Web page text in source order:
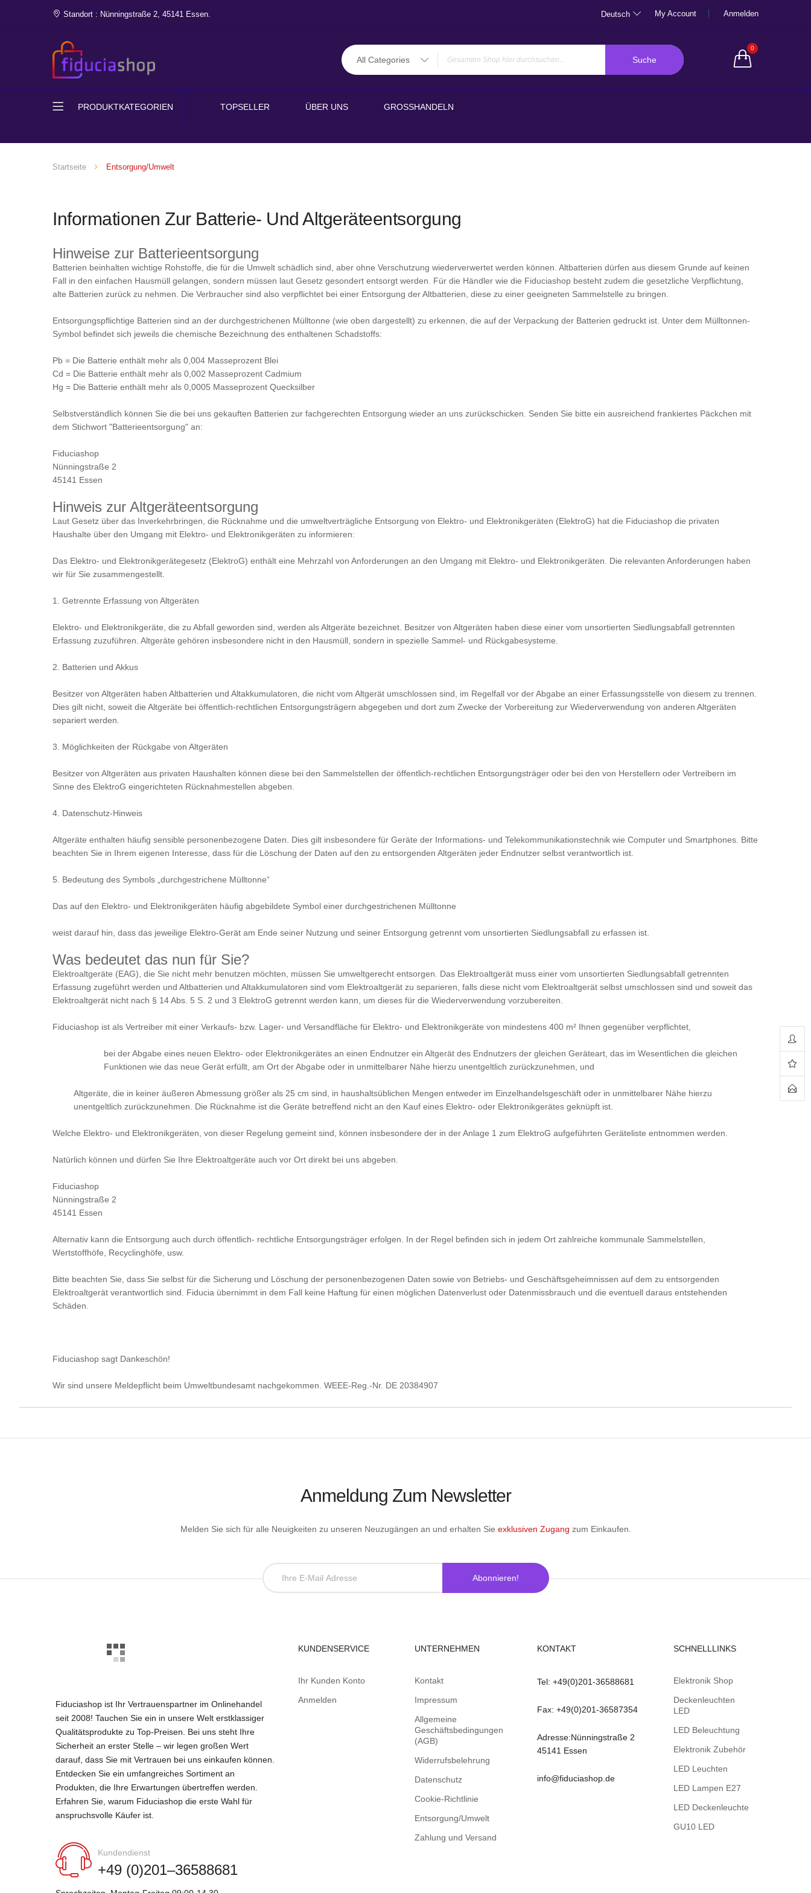
Standort : Nünningstraße 2, 45141 Essen. Deutsch My Account Anmelden
0
All Categories Suche
PRODUKTKATEGORIEN TOPSELLER ÜBER UNS GROSSHANDELN
Startseite Entsorgung/Umwelt
Informationen Zur Batterie- Und Altgeräteentsorgung
Hinweise zur Batterieentsorgung
Batterien beinhalten wichtige Rohstoffe, die für die Umwelt schädlich sind, aber ohne Verschutzung wiederverwertet werden können. Altbatterien dürfen aus diesem Grunde auf keinen
Fall in den einfachen Hausmüll gelangen, sondern müssen laut Gesetz gesondert entsorgt werden. Für die Händler wie die Fiduciashop besteht zudem die gesetzliche Verpflichtung,
alte Batterien zurück zu nehmen. Die Verbraucher sind also verpflichtet bei einer Entsorgung der Altbatterien, diese zu einer geeigneten Sammelstelle zu bringen.
Entsorgungspflichtige Batterien sind an der durchgestrichenen Mülltonne (wie oben dargestellt) zu erkennen, die auf der Verpackung der Batterien gedruckt ist. Unter dem Mülltonnen-
Symbol befindet sich jeweils die chemische Bezeichnung des enthaltenen Schadstoffs:
Pb = Die Batterie enthält mehr als 0,004 Masseprozent Blei
Cd = Die Batterie enthält mehr als 0,002 Masseprozent Cadmium
Hg = Die Batterie enthält mehr als 0,0005 Masseprozent Quecksilber
Selbstverständlich können Sie die bei uns gekauften Batterien zur fachgerechten Entsorgung wieder an uns zurückschicken. Senden Sie bitte ein ausreichend frankiertes Päckchen mit
dem Stichwort "Batterieentsorgung" an:
Fiduciashop
Nünningstraße 2
45141 Essen
Hinweis zur Altgeräteentsorgung
Laut Gesetz über das Inverkehrbringen, die Rücknahme und die umweltverträgliche Entsorgung von Elektro- und Elektronikgeräten (ElektroG) hat die Fiduciashop die privaten
Haushalte über den Umgang mit Elektro- und Elektronikgeräten zu informieren:
Das Elektro- und Elektronikgerätegesetz (ElektroG) enthält eine Mehrzahl von Anforderungen an den Umgang mit Elektro- und Elektronikgeräten. Die relevanten Anforderungen haben
wir für Sie zusammengestellt.
1. Getrennte Erfassung von Altgeräten
Elektro- und Elektronikgeräte, die zu Abfall geworden sind, werden als Altgeräte bezeichnet. Besitzer von Altgeräten haben diese einer vom unsortierten Siedlungsabfall getrennten
Erfassung zuzuführen. Altgeräte gehören insbesondere nicht in den Hausmüll, sondern in spezielle Sammel- und Rückgabesysteme.
2. Batterien und Akkus
Besitzer von Altgeräten haben Altbatterien und Altakkumulatoren, die nicht vom Altgerät umschlossen sind, im Regelfall vor der Abgabe an einer Erfassungsstelle von diesem zu trennen.
Dies gilt nicht, soweit die Altgeräte bei öffentlich-rechtlichen Entsorgungsträgern abgegeben und dort zum Zwecke der Vorbereitung zur Wiederverwendung von anderen Altgeräten
separiert werden.
3. Möglichkeiten der Rückgabe von Altgeräten
Besitzer von Altgeräten aus privaten Haushalten können diese bei den Sammelstellen der öffentlich-rechtlichen Entsorgungsträger oder bei den von Herstellern oder Vertreibern im
Sinne des ElektroG eingerichteten Rücknahmestellen abgeben.
4. Datenschutz-Hinweis
Altgeräte enthalten häufig sensible personenbezogene Daten. Dies gilt insbesondere für Geräte der Informations- und Telekommunikationstechnik wie Computer und Smartphones. Bitte
beachten Sie in Ihrem eigenen Interesse, dass für die Löschung der Daten auf den zu entsorgenden Altgeräten jeder Endnutzer selbst verantwortlich ist.
5. Bedeutung des Symbols „durchgestrichene Mülltonne“
Das auf den Elektro- und Elektronikgeräten häufig abgebildete Symbol einer durchgestrichenen Mülltonne
weist darauf hin, dass das jeweilige Elektro-Gerät am Ende seiner Nutzung und seiner Entsorgung getrennt vom unsortierten Siedlungsabfall zu erfassen ist.
Was bedeutet das nun für Sie?
Elektroaltgeräte (EAG), die Sie nicht mehr benutzen möchten, müssen Sie umweltgerecht entsorgen. Das Elektroaltgerät muss einer vom unsortierten Siedlungsabfall getrennten
Erfassung zugeführt werden und Altbatterien und Altakkumulatoren sind vom Elektroaltgerät zu separieren, falls diese nicht vom Elektroaltgerät selbst umschlossen sind und soweit das
Elektroaltgerät nicht nach § 14 Abs. 5 S. 2 und 3 ElektroG getrennt werden kann, um dieses für die Wiederverwendung vorzubereiten.
Fiduciashop ist als Vertreiber mit einer Verkaufs- bzw. Lager- und Versandfläche für Elektro- und Elektronikgeräte von mindestens 400 m² Ihnen gegenüber verpflichtet,
bei der Abgabe eines neuen Elektro- oder Elektronikgerätes an einen Endnutzer ein Altgerät des Endnutzers der gleichen Geräteart, das im Wesentlichen die gleichen
Funktionen wie das neue Gerät erfüllt, am Ort der Abgabe oder in unmittelbarer Nähe hierzu unentgeltlich zurückzunehmen, und
Altgeräte, die in keiner äußeren Abmessung größer als 25 cm sind, in haushaltsüblichen Mengen entweder im Einzelhandelsgeschäft oder in unmittelbarer Nähe hierzu
unentgeltlich zurückzunehmen. Die Rücknahme ist die Geräte betreffend nicht an den Kauf eines Elektro- oder Elektronikgerätes geknüpft ist.
Welche Elektro- und Elektronikgeräten, von dieser Regelung gemeint sind, können insbesondere der in der Anlage 1 zum ElektroG aufgeführten Geräteliste entnommen werden.
Natürlich können und dürfen Sie Ihre Elektroaltgeräte auch vor Ort direkt bei uns abgeben.
Fiduciashop
Nünningstraße 2
45141 Essen
Alternativ kann die Entsorgung auch durch öffentlich- rechtliche Entsorgungsträger erfolgen. In der Regel befinden sich in jedem Ort zahlreiche kommunale Sammelstellen,
Wertstoffhöfe, Recyclinghöfe, usw.
Bitte beachten Sie, dass Sie selbst für die Sicherung und Löschung der personenbezogenen Daten sowie von Betriebs- und Geschäftsgeheimnissen auf dem zu entsorgenden
Elektroaltgerät verantwortlich sind. Fiducia übernimmt in dem Fall keine Haftung für einen möglichen Datenverlust oder Datenmissbrauch und die eventuell daraus entstehenden
Schäden.
Fiduciashop sagt Dankeschön!
Wir sind unsere Meldepflicht beim Umweltbundesamt nachgekommen. WEEE-Reg.-Nr. DE 20384907
Anmeldung Zum Newsletter
Melden Sie sich für alle Neuigkeiten zu unseren Neuzugängen an und erhalten Sie exklusiven Zugang zum Einkaufen.
Abonnieren!
Fiduciashop ist Ihr Vertrauenspartner im Onlinehandel
seit 2008! Tauchen Sie ein in unsere Welt erstklassiger
Qualitätsprodukte zu Top-Preisen. Bei uns steht Ihre
Sicherheit an erster Stelle – wir legen großen Wert
darauf, dass Sie mit Vertrauen bei uns einkaufen können.
Entdecken Sie ein umfangreiches Sortiment an
Produkten, die Ihre Erwartungen übertreffen werden.
Erfahren Sie, warum Fiduciashop die erste Wahl für
anspruchsvolle Käufer ist.
Kundendienst
+49 (0)201–36588681
KUNDENSERVICE
Ihr Kunden Konto
Anmelden
UNTERNEHMEN
Kontakt
Impressum
Allgemeine
Geschäftsbedingungen
(AGB)
Widerrufsbelehrung
Datenschutz
Cookie-Richtlinie
Entsorgung/Umwelt
Zahlung und Versand
KONTAKT
Tel: +49(0)201-36588681
Fax: +49(0)201-36587354
Adresse:Nünningstraße 2
45141 Essen
info@fiduciashop.de
SCHNELLLINKS
Elektronik Shop
Deckenleuchten
LED
LED Beleuchtung
Elektronik Zubehör
LED Leuchten
LED Lampen E27
LED Deckenleuchte
GU10 LED